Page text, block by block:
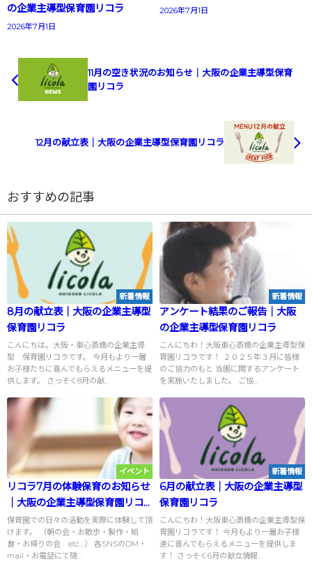
の企業主導型保育園リコラ
2026年7月1日
2026年7月1日
11月の空き状況のお知らせ｜大阪の企業主導型保育
園リコラ
12月の献立表｜大阪の企業主導型保育園リコラ
おすすめの記事
新着情報
8月の献立表｜大阪の企業主導型
保育園リコラ
こんにちは。大阪・東心斎橋の企業主導
型 保育園リコラです。 今月もより一層
お子様たちに喜んでもらえるメニューを提
供します。 さっそく8月の献...
新着情報
アンケート結果のご報告｜大阪
の企業主導型保育園リコラ
こんにちわ！大阪東心斎橋の企業主導型保
育園リコラです！ ２０２５年３月に皆様
のご協力のもと 当園に関するアンケート
を実施いたしました。 ご協...
イベント
リコラ7月の体験保育のお知らせ
｜大阪の企業主導型保育園リコ
ラ
保育園での日々の活動を実際に体験して頂
けます。 （朝の会・お散歩・製作・給
食・お帰りの会 etc…） 各SNSのDM・
mail・お電話にて随...
新着情報
6月の献立表｜大阪の企業主導型
保育園リコラ
こんにちわ！大阪東心斎橋の企業主導型保
育園リコラです！ 今月もより一層お子様
達に喜んでもらえるメニューを提供しま
す！ さっそく6月の献立情報...